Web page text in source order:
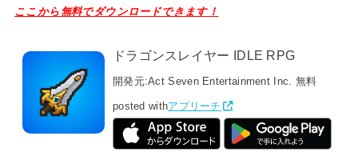
ここから無料でダウンロードできます！
ドラゴンスレイヤー IDLE RPG
開発元:Act Seven Entertainment Inc. 無料
posted withアプリーチ